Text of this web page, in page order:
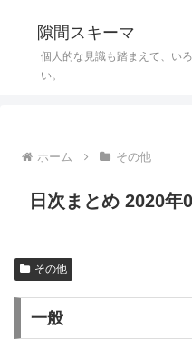
隙間スキーマ
個人的な見識も踏まえて、い
い。
ホーム その他
日次まとめ 2020年
その他
一般